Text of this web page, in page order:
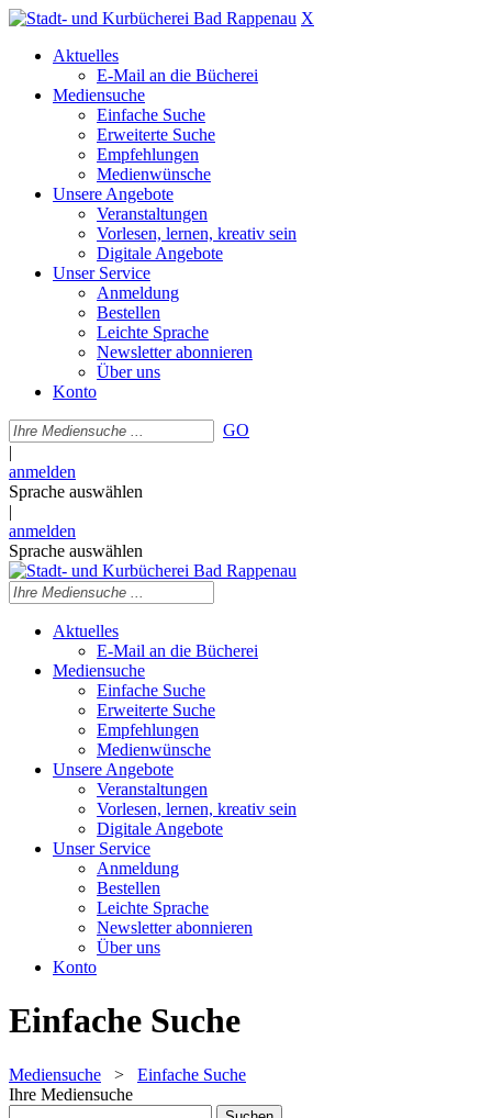
X
Aktuelles
E-Mail an die Bücherei
Mediensuche
Einfache Suche
Erweiterte Suche
Empfehlungen
Medienwünsche
Unsere Angebote
Veranstaltungen
Vorlesen, lernen, kreativ sein
Digitale Angebote
Unser Service
Anmeldung
Bestellen
Leichte Sprache
Newsletter abonnieren
Über uns
Konto
GO
|
anmelden
Sprache auswählen
|
anmelden
Sprache auswählen
Aktuelles
E-Mail an die Bücherei
Mediensuche
Einfache Suche
Erweiterte Suche
Empfehlungen
Medienwünsche
Unsere Angebote
Veranstaltungen
Vorlesen, lernen, kreativ sein
Digitale Angebote
Unser Service
Anmeldung
Bestellen
Leichte Sprache
Newsletter abonnieren
Über uns
Konto
Einfache Suche
Mediensuche > Einfache Suche
Ihre Mediensuche